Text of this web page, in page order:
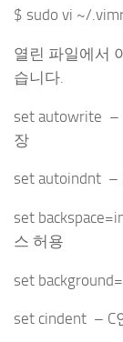
$ sudo vi ~/
열린 파일에서
습니다.
set autowrite –
장
set autoindnt –
set
스 허용
set
set cindent – C